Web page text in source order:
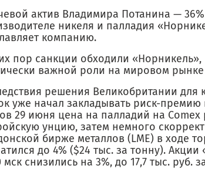
актив Владимира Потанина —
никеля и палладия
компанию.
пор санкции обходили «Норникель»,
важной роли на мировом
решения Великобритании
уже начал закладывать риск-премию
29 июня цена на палладий на
унцию, затем немного
бирже металлов (LME) в ходе
до 4% ($24 тыс. за тонну).
мск снизились на 3%, до 17,7 тыс. руб.